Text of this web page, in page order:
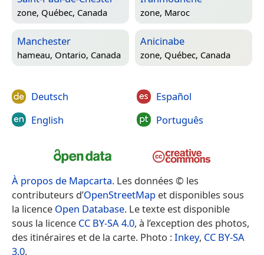
zone, Québec, Canada zone, Maroc
Manchester
hameau, Ontario, Canada
Anicinabe
zone, Québec, Canada
Deutsch
English
Español
Português
À propos de Mapcarta. Les données © les
contributeurs d’OpenStreetMap et disponibles sous
la licence Open Database. Le texte est disponible
sous la licence CC BY-SA 4.0, à l’exception des photos,
des itinéraires et de la carte. Photo :Inkey, CC BY-SA
3.0.